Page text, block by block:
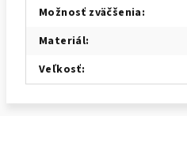
Možnosť zväčšenia:
Materiál:
Veľkosť: